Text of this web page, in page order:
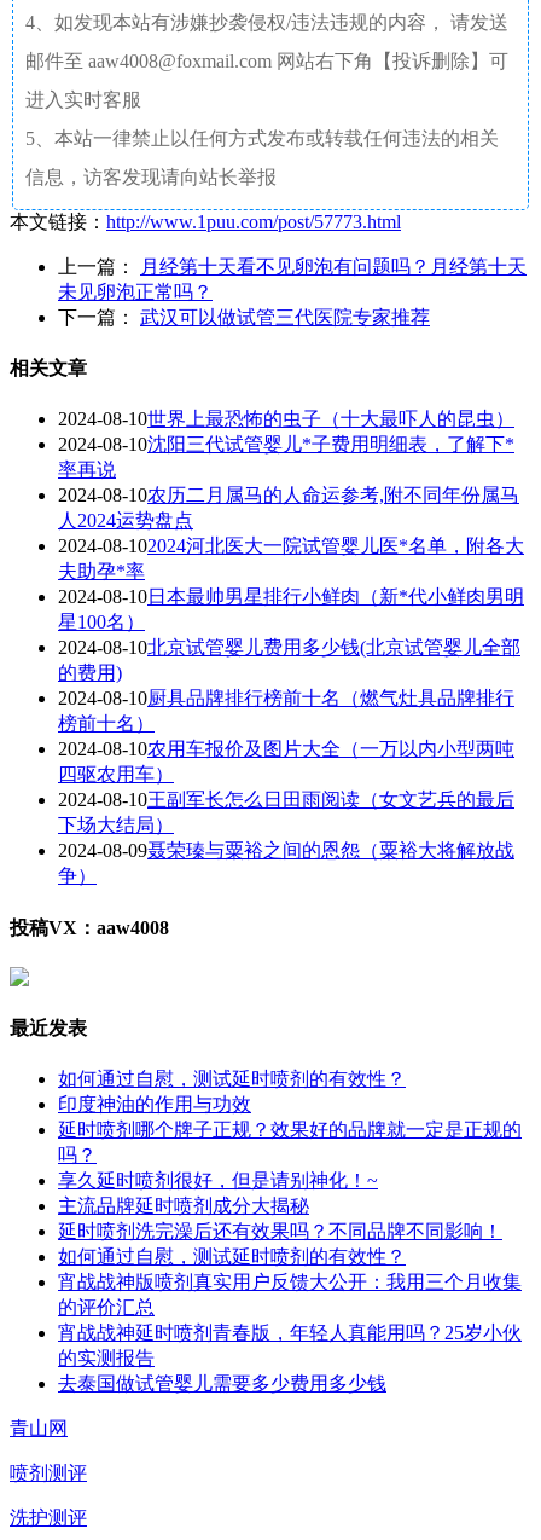
4、如发现本站有涉嫌抄袭侵权/违法违规的内容， 请发送
邮件至 aaw4008@foxmail.com 网站右下角【投诉删除】可
进入实时客服
5、本站一律禁止以任何方式发布或转载任何违法的相关
信息，访客发现请向站长举报
本文链接： http://www.1puu.com/post/57773.html
上一篇：
月经第十天看不见卵泡有问题吗？月经第十天
未见卵泡正常吗？
下一篇： 武汉可以做试管三代医院专家推荐
相关文章
2024-08-10世界上最恐怖的虫子（十大最吓人的昆虫）
2024-08-10沈阳三代试管婴儿*子费用明细表，了解下*
率再说
2024-08-10农历二月属马的人命运参考,附不同年份属马
人2024运势盘点
2024-08-102024河北医大一院试管婴儿医*名单，附各大
夫助孕*率
2024-08-10日本最帅男星排行小鲜肉（新*代小鲜肉男明
星100名）
2024-08-10北京试管婴儿费用多少钱(北京试管婴儿全部
的费用)
2024-08-10厨具品牌排行榜前十名（燃气灶具品牌排行
榜前十名）
2024-08-10农用车报价及图片大全（一万以内小型两吨
四驱农用车）
2024-08-10王副军长怎么日田雨阅读（女文艺兵的最后
下场大结局）
2024-08-09聂荣瑧与粟裕之间的恩怨（粟裕大将解放战
争）
投稿VX：aaw4008
最近发表
如何通过自慰，测试延时喷剂的有效性？
印度神油的作用与功效
延时喷剂哪个牌子正规？效果好的品牌就一定是正规的
吗？
享久延时喷剂很好，但是请别神化！~
主流品牌延时喷剂成分大揭秘
延时喷剂洗完澡后还有效果吗？不同品牌不同影响！
如何通过自慰，测试延时喷剂的有效性？
宵战战神版喷剂真实用户反馈大公开：我用三个月收集
的评价汇总
宵战战神延时喷剂青春版，年轻人真能用吗？25岁小伙
的实测报告
去泰国做试管婴儿需要多少费用多少钱
青山网
喷剂测评
洗护测评